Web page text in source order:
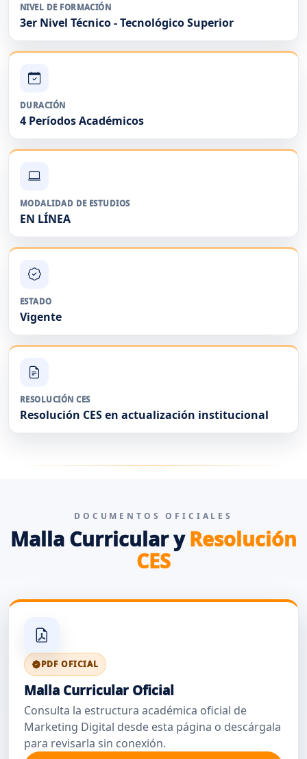
NIVEL DE FORMACIÓN
3er Nivel Técnico - Tecnológico Superior
DURACIÓN
4 Períodos Académicos
MODALIDAD DE ESTUDIOS
EN LÍNEA
ESTADO
Vigente
RESOLUCIÓN CES
Resolución CES en actualización institucional
DOCUMENTOS OFICIALES
Malla Curricular yResolución
CES
PDF OFICIAL
Malla Curricular Oficial
Consulta la estructura académica oficial de
Marketing Digital desde esta página o descárgala
para revisarla sin conexión.